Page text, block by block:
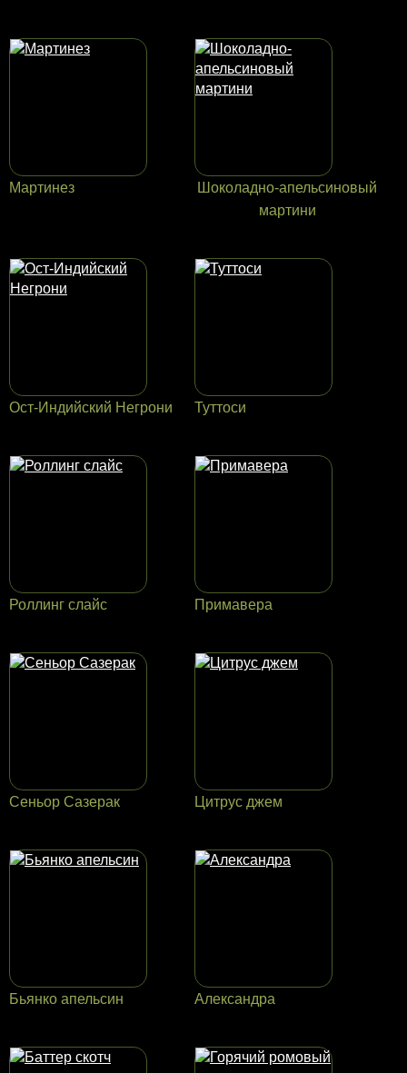
Мартинез
Шоколадно-апельсиновый
мартини
Ост-Индийский Негрони Туттоси
Роллинг слайс Примавера
Сеньор Сазерак Цитрус джем
Бьянко апельсин Александра